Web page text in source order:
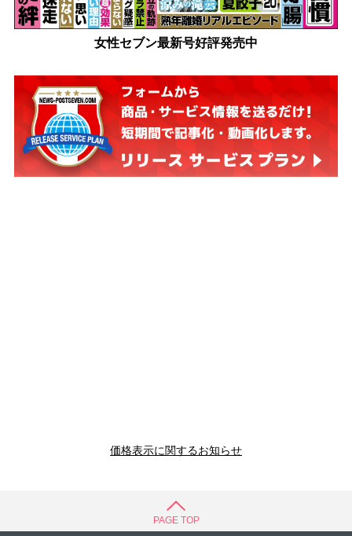
女性セブン最新号好評発売中
価格表示に関するお知らせ
PAGE TOP